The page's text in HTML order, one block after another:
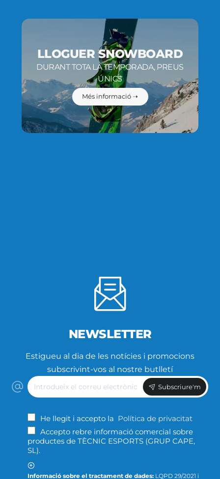
LLOGUER SNOWBOARD
DURANT TOTA LA TEMPORADA, PREUS
ÚNICS
Més informació ➝
NEWSLETTER
Estigueu al dia de les notícies i promocions
subscrivint-vos al nostre butlletí
Introdueix
el
correu
Subscriure'm
He llegit i accepto la Política de privacitat
Accepto rebre informació comercial sobre
productes de TÈCNIC ESPORTS (GRUP CAPE,
SL).
Informació sobre el tractament de dades: LQPD 29/2021 i